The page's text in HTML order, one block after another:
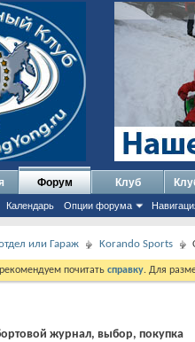
Форум
Календарь Опции форума
Клуб
или Гараж Korando Sports
почитать справку. Для
журнал, выбор, покупка